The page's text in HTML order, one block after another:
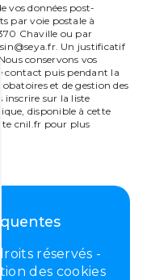
vos données post-
par voie postale à
Chaville ou par
Un justificatif
conservons vos
contact puis pendant la
et de gestion des
inscrire sur la liste
disponible à cette
cnil.fr pour plus
réservés -
des cookies